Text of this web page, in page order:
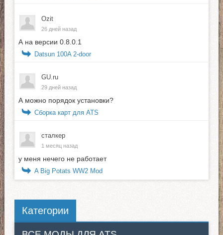
Ozit
26 дней назад
А на версии 0.8.0.1
Datsun 100A 2-door
GU.ru
29 дней назад
А можно порядок установки?
Сборка карт для ATS
сталкер
1 месяц назад
у меня нечего не работает
A Big Potats WW2 Mod
Категории